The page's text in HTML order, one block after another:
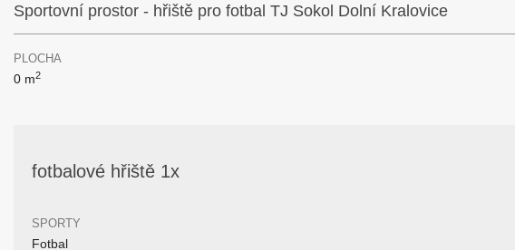
Sportovní prostor - hřiště pro fotbal TJ Sokol Dolní Kralovice
PLOCHA
0 m2
fotbalové hřiště 1x
SPORTY
Fotbal